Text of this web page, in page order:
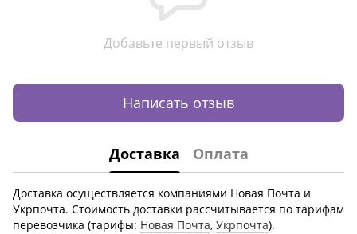
Добавьте первый отзыв
Написать отзыв
Доставка Оплата
Доставка осуществляется компаниями Новая Почта и
Укрпочта. Стоимость доставки рассчитывается по тарифам
перевозчика (тарифы: Новая Почта, Укрпочта).